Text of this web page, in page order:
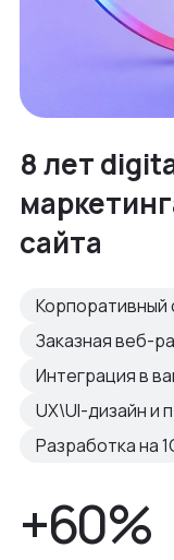
8 лет
сайта
Корпоративный
Заказная веб-
Интеграция в
UX\UI-дизайн и
Разработка на
+60%